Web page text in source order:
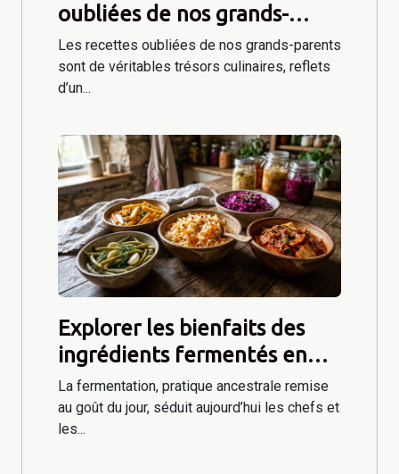
oubliées de nos grands-
parents
Les recettes oubliées de nos grands-parents
sont de véritables trésors culinaires, reflets
d’un...
Explorer les bienfaits des
ingrédients fermentés en
cuisine moderne
La fermentation, pratique ancestrale remise
au goût du jour, séduit aujourd’hui les chefs et
les...